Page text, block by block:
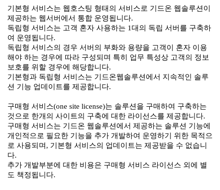
기본형 서비스는 웹호스팅 형태의 서비스로 기드온 웹솔루션이
제공하는 웹서버에서 통합 운영됩니다.
독립형 서비스는 고객 혼자 사용하는 1대의 독립 서버를 구축하
여 운영됩니다.
독립형 서비스의 경우 서버의 부화와 용량을 고객이 혼자 이용
해야 하는 경우에 따라 구성되며 특히 업무 특성상 고객의 정보
보호를 위할 경우에 해당합니다.
기본형과 독립형 서비스는 기드온웹솔루션에서 지속적인 솔루
션 기능 업데이트를 제공합니다.
구매형 서비스(one site license)는 솔루션을 구매하여 구축하는
것으로 한개의 사이트의 구축에 대한 라이선스를 제공합니다.
구매형 서비스는 기드온 웹솔루션에서 제공하는 솔루션 기능에
개인적으로 필요한 기능을 추가 개발하여 운영하기 위한 목적으
로 사용되며, 기본형 서비스의 업데이트는 제공받을 수 없습니
다.
추가 개발부분에 대한 비용은 구매형 서비스 라이선스 외에 별
도 책정됩니다.